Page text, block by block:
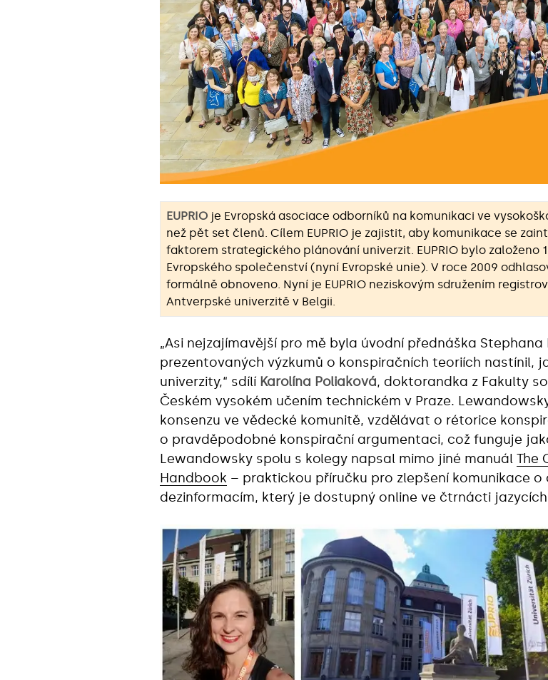
EUPRIO je Evropská asociace odborníků na komunikaci ve
než pět set členů. Cílem EUPRIO je zajistit, aby komunikace se
faktorem strategického plánování univerzit. EUPRIO bylo založeno
Evropského společenství (nyní Evropské unie). V roce 2009
formálně obnoveno. Nyní je EUPRIO neziskovým sdružením
Antverpské univerzitě v Belgii.
„Asi nejzajímavější pro mě byla úvodní přednáška
prezentovaných výzkumů o konspiračních teoriích nastínil,
univerzity,“‎ sdílí Karolína Poliaková, doktorandka z Fakulty
Českém vysokém učením technickém v Praze.
konsenzu ve vědecké komunitě, vzdělávat o rétorice
o pravděpodobné konspirační argumentaci, což funguje
Lewandowsky spolu s kolegy napsal mimo jiné manuál The
Handbook – praktickou příručku pro zlepšení komunikace
dezinformacím, který je dostupný online ve čtrnácti